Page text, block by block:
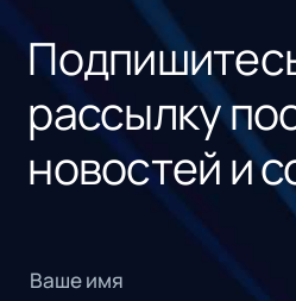
рассылку
новостей и